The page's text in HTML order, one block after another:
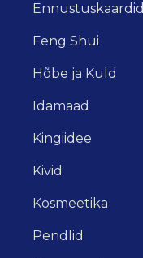
Ennustuskaardid
Feng Shui
Hõbe ja Kuld
Idamaad
Kingiidee
Kivid
Kosmeetika
Pendlid